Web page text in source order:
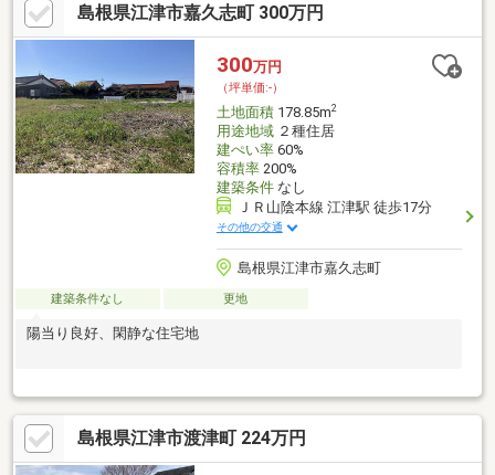
島根県江津市嘉久志町 300万円
300万円
（坪単価:-）
土地面積178.85m2
用途地域２種住居
建ぺい率60%
容積率200%
建築条件なし
ＪＲ山陰本線 江津駅 徒歩17分
その他の交通
島根県江津市嘉久志町
建築条件なし 更地
陽当り良好、閑静な住宅地
島根県江津市渡津町 224万円